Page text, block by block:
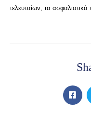
τελευταίων, τα ασφαλιστικά